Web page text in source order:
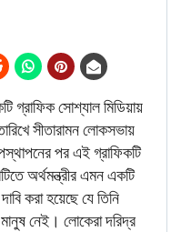
গ্রাফিক সোশ্যাল মিডিয়ায়
সীতারামন লোকসভায়
পর এই গ্রাফিকটি
অর্থমন্ত্রীর এমন একটি
করা হয়েছে যে তিনি
নেই। লোকেরা দরিদ্র